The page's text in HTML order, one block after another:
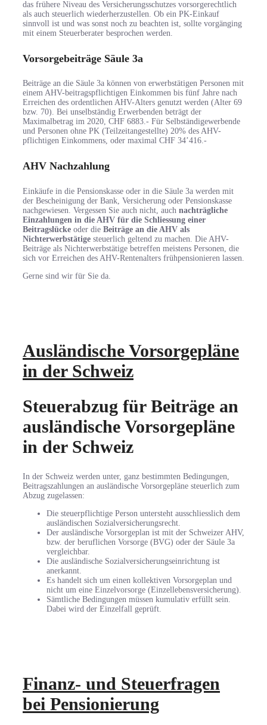
das frühere Niveau des Versicherungsschutzes vorsorgerechtlich
als auch steuerlich wiederherzustellen. Ob ein PK-Einkauf
sinnvoll ist und was sonst noch zu beachten ist, sollte vorgänging
mit einem Steuerberater besprochen werden.
Vorsorgebeiträge Säule 3a
Beiträge an die Säule 3a können von erwerbstätigen Personen mit
einem AHV-beitragspflichtigen Einkommen bis fünf Jahre nach
Erreichen des ordentlichen AHV-Alters genutzt werden (Alter 69
bzw. 70). Bei unselbständig Erwerbenden beträgt der
Maximalbetrag im 2020, CHF 6883.- Für Selbständigewerbende
und Personen ohne PK (Teilzeitangestellte) 20% des AHV-
pflichtigen Einkommens, oder maximal CHF 34’416.-
AHV Nachzahlung
Einkäufe in die Pensionskasse oder in die Säule 3a werden mit
der Bescheinigung der Bank, Versicherung oder Pensionskasse
nachgewiesen. Vergessen Sie auch nicht, auch nachträgliche
Einzahlungen in die AHV für die Schliessung einer
Beitragslücke oder die Beiträge an die AHV als
Nichterwerbstätige steuerlich geltend zu machen. Die AHV-
Beiträge als Nichterwerbstätige betreffen meistens Personen, die
sich vor Erreichen des AHV-Rentenalters frühpensionieren lassen.
Gerne sind wir für Sie da.
Ausländische Vorsorgepläne
in der Schweiz
Steuerabzug für Beiträge an
ausländische Vorsorgepläne
in der Schweiz
In der Schweiz werden unter, ganz bestimmten Bedingungen,
Beitragszahlungen an ausländische Vorsorgepläne steuerlich zum
Abzug zugelassen:
Die steuerpflichtige Person untersteht ausschliesslich dem
ausländischen Sozialversicherungsrecht.
Der ausländische Vorsorgeplan ist mit der Schweizer AHV,
bzw. der beruflichen Vorsorge (BVG) oder der Säule 3a
vergleichbar.
Die ausländische Sozialversicherungseinrichtung ist
anerkannt.
Es handelt sich um einen kollektiven Vorsorgeplan und
nicht um eine Einzelvorsorge (Einzellebensversicherung).
Sämtliche Bedingungen müssen kumulativ erfüllt sein.
Dabei wird der Einzelfall geprüft.
Finanz- und Steuerfragen
bei Pensionierung